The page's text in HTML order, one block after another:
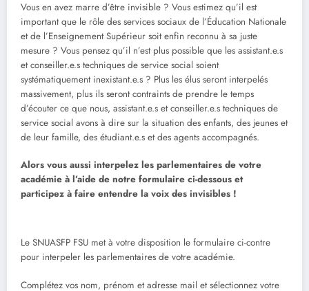
Vous en avez marre d’être invisible ? Vous estimez qu’il est
important que le rôle des services sociaux de l’Éducation Nationale
et de l’Enseignement Supérieur soit enfin reconnu à sa juste
mesure ? Vous pensez qu’il n’est plus possible que les assistant.e.s
et conseiller.e.s techniques de service social soient
systématiquement inexistant.e.s ? Plus les élus seront interpelés
massivement, plus ils seront contraints de prendre le temps
d’écouter ce que nous, assistant.e.s et conseiller.e.s techniques de
service social avons à dire sur la situation des enfants, des jeunes et
de leur famille, des étudiant.e.s et des agents accompagnés.
Alors vous aussi interpelez les parlementaires de votre
académie à l’aide de notre formulaire ci-dessous et
participez à faire entendre la voix des invisibles !
Le SNUASFP FSU met à votre disposition le formulaire ci-contre
pour interpeler les parlementaires de votre académie.
Complétez vos nom, prénom et adresse mail et sélectionnez votre